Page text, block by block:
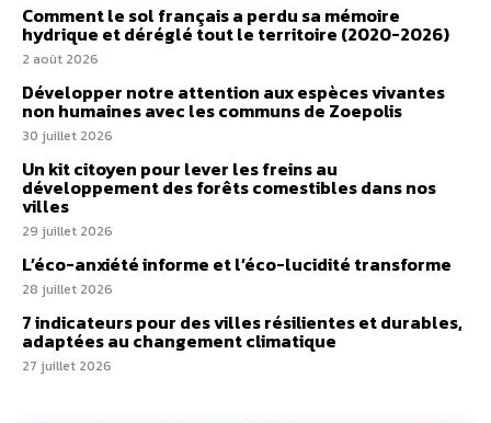
Comment le sol français a perdu sa mémoire
hydrique et déréglé tout le territoire (2020-2026)
2 août 2026
Développer notre attention aux espèces vivantes
non humaines avec les communs de Zoepolis
30 juillet 2026
Un kit citoyen pour lever les freins au
développement des forêts comestibles dans nos
villes
29 juillet 2026
L’éco-anxiété informe et l’éco-lucidité transforme
28 juillet 2026
7 indicateurs pour des villes résilientes et durables,
adaptées au changement climatique
27 juillet 2026